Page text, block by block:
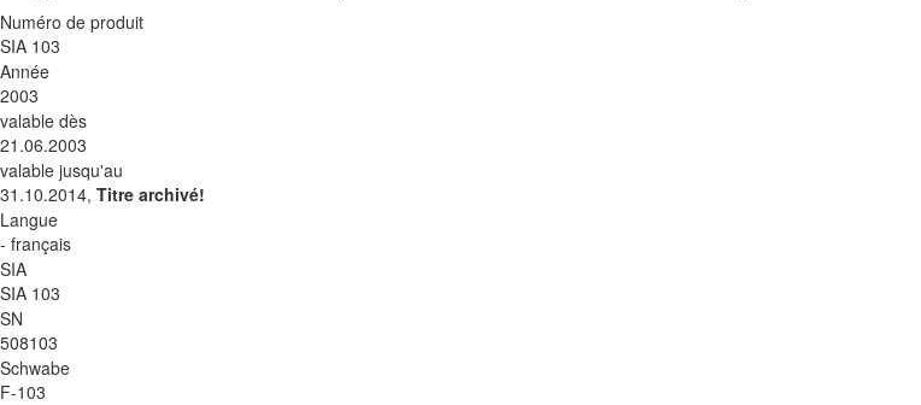
Numéro de produit
SIA 103
Année
2003
valable dès
21.06.2003
valable jusqu'au
31.10.2014, Titre archivé!
Langue
- français
SIA
SIA 103
SN
508103
Schwabe
F-103